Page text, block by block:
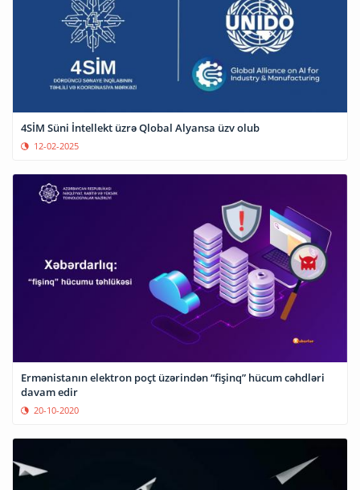
4SİM Süni İntellekt üzrə Qlobal Alyansa üzv olub
12-02-2025
Ermənistanın elektron poçt üzərindən “fişinq” hücum cəhdləri
davam edir
20-10-2020